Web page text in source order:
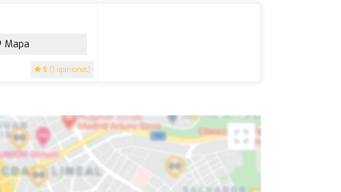
5 (1 opiniones)
Mapa